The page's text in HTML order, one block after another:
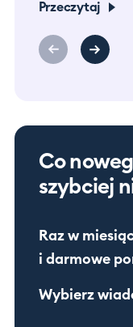
Przeczytaj
Co
szybciej
Raz w
i darmowe
Wybierz